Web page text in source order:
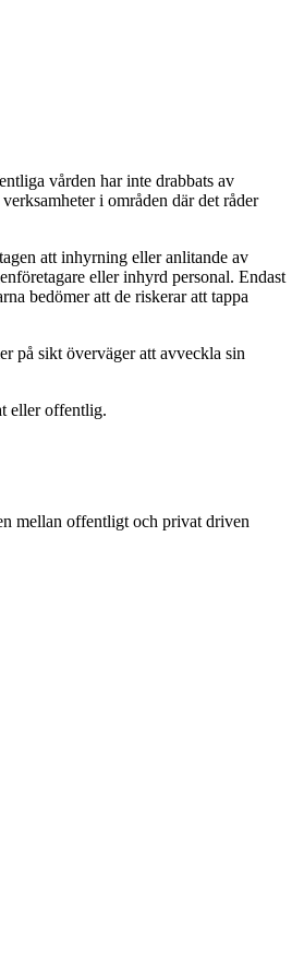
vården har inte drabbats av
i områden där det råder
att inhyrning eller anlitande av
eller inhyrd personal. Endast
bedömer att de riskerar att tappa
på sikt överväger att avveckla sin
eller offentlig.
mellan offentligt och privat driven